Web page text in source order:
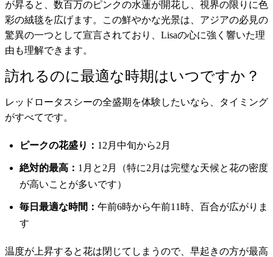
が昇ると、数百万のピンクの水蓮が開花し、視界の限りに色
彩の絨毯を広げます。この鮮やかな光景は、アジアの必見の
驚異の一つとして宣言されており、Lisaの心に強く響いた理
由も理解できます。
訪れるのに最適な時期はいつですか？
レッドロータスシーの全盛期を体験したいなら、タイミング
がすべてです。
ピークの花盛り： 12月中旬から2月
絶対的最高： 1月と2月（特に2月は完璧な天候と花の密度
が高いことが多いです）
毎日最適な時間： 午前6時から午前11時、百合が広がりま
す
温度が上昇すると花は閉じてしまうので、早起きの方が最高